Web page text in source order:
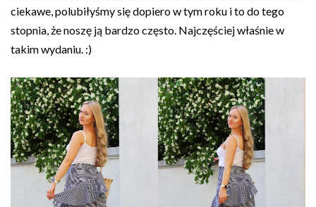
ciekawe, polubiłyśmy się dopiero w tym roku i to do tego
stopnia, że noszę ją bardzo często. Najczęściej właśnie w
takim wydaniu. :)